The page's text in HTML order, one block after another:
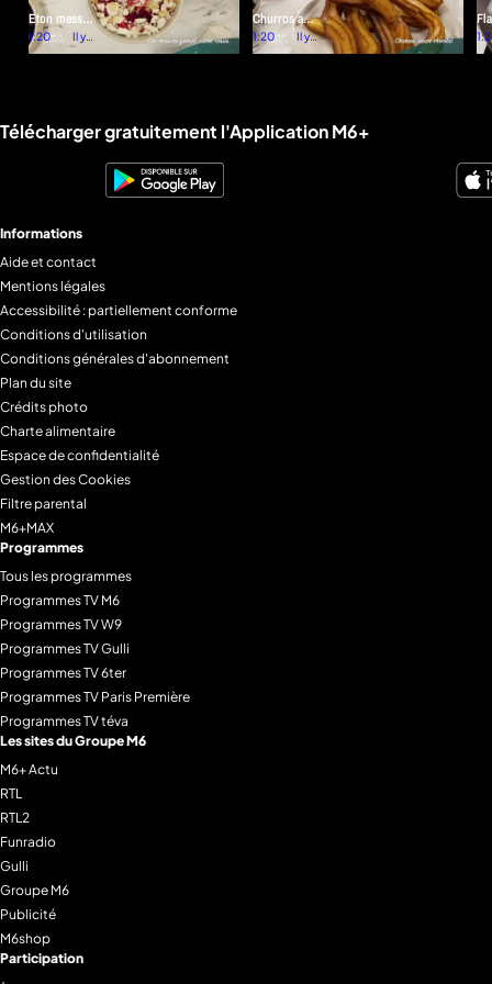
Eton mess
au yaourt,
citron cassis
1:20
Il y a
une
Churros au
chocolat
1:20
Il y a
une
Liens utiles M6+.
Télécharger gratuitement l'Application M6+
Informations
Aide et contact
Mentions légales
Accessibilité : partiellement conforme
Conditions d'utilisation
Conditions générales d'abonnement
Plan du site
Crédits photo
Charte alimentaire
Espace de confidentialité
Gestion des Cookies
Filtre parental
M6+MAX
Programmes
Tous les programmes
Programmes TV M6
Programmes TV W9
Programmes TV Gulli
Programmes TV 6ter
Programmes TV Paris Première
Programmes TV téva
Les sites du Groupe M6
M6+ Actu
RTL
RTL2
Funradio
Gulli
Groupe M6
Publicité
M6shop
Participation